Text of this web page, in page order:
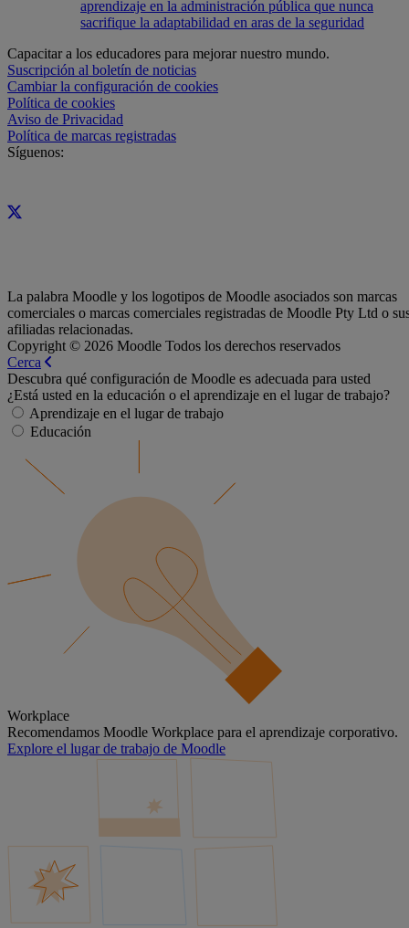
aprendizaje en la administración pública que nunca
sacrifique la adaptabilidad en aras de la seguridad
Capacitar a los educadores para mejorar nuestro mundo.
Suscripción al boletín de noticias
Cambiar la configuración de cookies
Política de cookies
Aviso de Privacidad
Política de marcas registradas
Síguenos:
La palabra Moodle y los logotipos de Moodle asociados son marcas
comerciales o marcas comerciales registradas de Moodle Pty Ltd o
afiliadas relacionadas.
Copyright © 2026 Moodle Todos los derechos reservados
Cerca
Descubra qué configuración de Moodle es adecuada para usted
¿Está usted en la educación o el aprendizaje en el lugar de trabajo?
Aprendizaje en el lugar de trabajo
Educación
Workplace
Recomendamos Moodle Workplace para el aprendizaje corporativo.
Explore el lugar de trabajo de Moodle